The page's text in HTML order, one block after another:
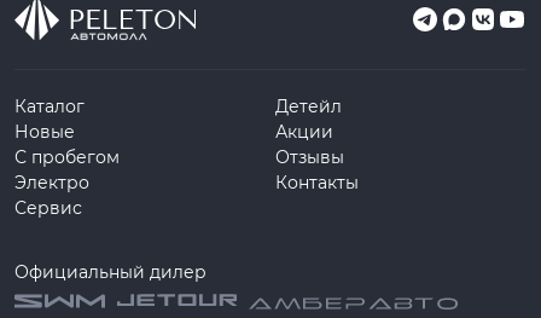
Каталог
Новые
С пробегом
Электро
Сервис
Детейл
Акции
Отзывы
Контакты
Официальный дилер